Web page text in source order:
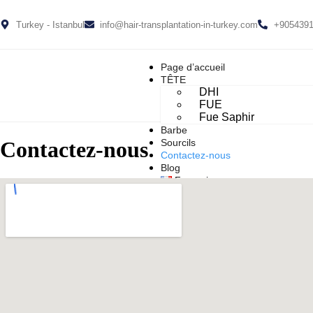
Turkey - Istanbul info@hair-transplantation-in-turkey.com
Page d’accueil
TÊTE
DHI
FUE
Fue Saphir
Barbe
Sourcils
Contactez-nous
Blog
Français
Contactez-nous